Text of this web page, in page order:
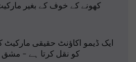
کھونے کے خوف کے بغیر
ایک ڈیمو اکاؤنٹ حقیقی
کو نقل کرتا ہے - مشق